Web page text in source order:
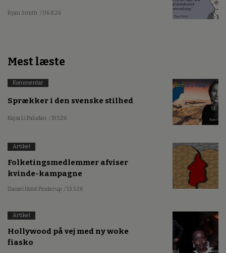
Ryan Smith / 06.8.26
Mest læste
Kommentar
Sprækker i den svenske stilhed
Kajsa Li Paludan / 19.5.26
Artikel
Folketingsmedlemmer afviser
kvinde-kampagne
Daniel Holst Pinderup / 13.5.26
Artikel
Hollywood på vej med ny woke
fiasko